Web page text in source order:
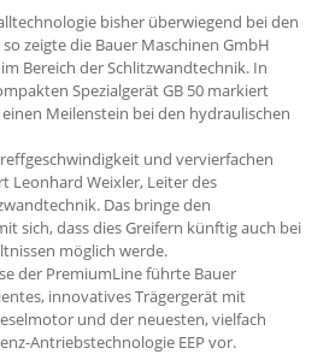
bisher überwiegend bei den
zeigte die Bauer Maschinen GmbH
Bereich der Schlitzwandtechnik. In
Spezialgerät GB 50 markiert
Meilenstein bei den hydraulischen
und vervierfachen
Leonhard Weixler, Leiter des
Das bringe den
sich, dass dies Greifern künftig auch bei
möglich werde.
der PremiumLine führte Bauer
innovatives Trägergerät mit
und der neuesten, vielfach
Antriebstechnologie EEP vor.